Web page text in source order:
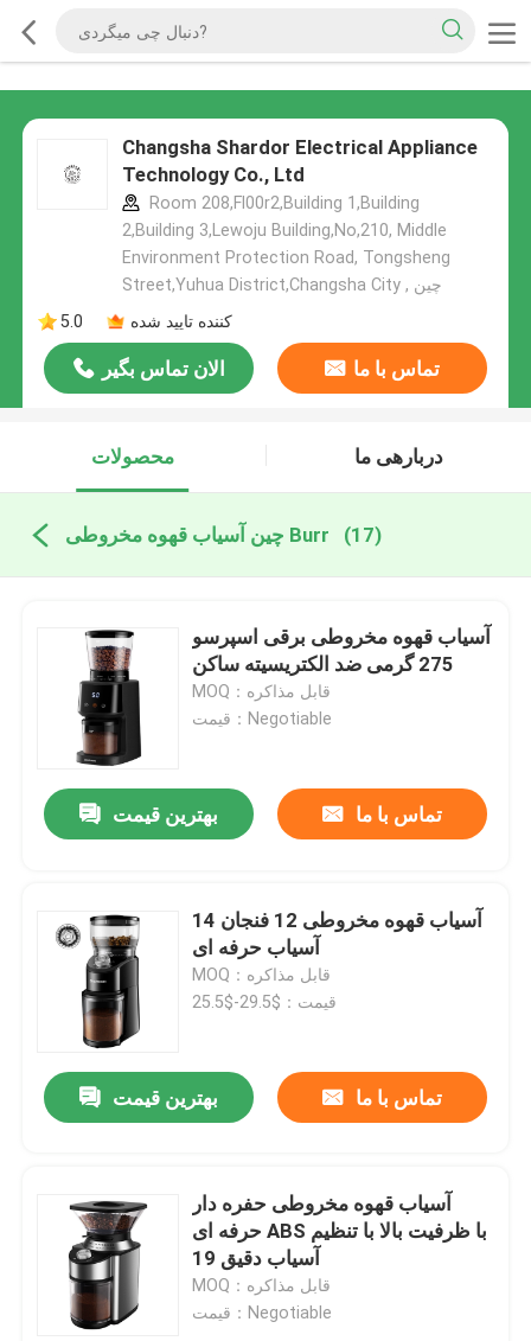
Changsha Shardor Electrical Appliance
Technology Co., Ltd
Room 208,Fl00r2,Building 1,Building
2,Building 3,Lewoju Building,No,210, Middle
Environment Protection Road, Tongsheng
Street,Yuhua District,Changsha City , چین
5.0
کننده تایید شده
الان تماس بگیر تماس با ما
محصولات دربارهی ما
چین آسیاب قهوه مخروطی Burr (17)
آسیاب قهوه مخروطی برقی اسپرسو
275 گرمی ضد الکتریسیته ساکن
MOQ：قابل مذاکره
قیمت：Negotiable
بهترین قیمت تماس با ما
آسیاب قهوه مخروطی 12 فنجان 14
آسیاب حرفه ای
MOQ：قابل مذاکره
قیمت：$29.5-$25.5
بهترین قیمت تماس با ما
آسیاب قهوه مخروطی حفره دار
حرفه ای ABS با ظرفیت بالا با تنظیم
آسیاب دقیق 19
MOQ：قابل مذاکره
قیمت：Negotiable